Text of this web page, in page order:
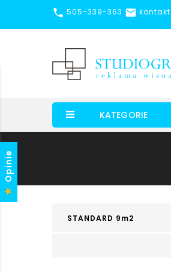
 505-339-363 
KATEGORIE
STANDARD 9m2
Opinie